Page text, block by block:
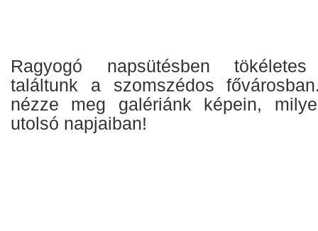
Ragyogó napsütésben tökéletes
találtunk a szomszédos
nézze meg galériánk képein,
utolsó napjaiban!